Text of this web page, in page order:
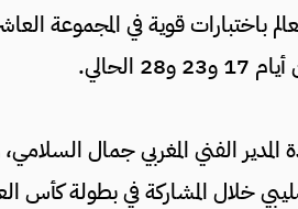
باختبارات قوية في المجموعة
الفني المغربي جمال